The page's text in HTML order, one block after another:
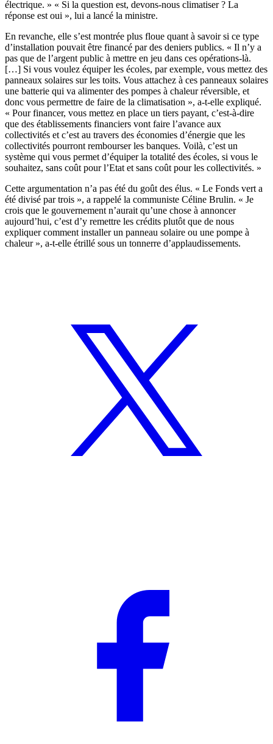
électrique. » « Si la question est, devons-nous climatiser ? La
réponse est oui », lui a lancé la ministre.
En revanche, elle s’est montrée plus floue quant à savoir si ce type
d’installation pouvait être financé par des deniers publics. « Il n’y a
pas que de l’argent public à mettre en jeu dans ces opérations-là.
[…] Si vous voulez équiper les écoles, par exemple, vous mettez des
panneaux solaires sur les toits. Vous attachez à ces panneaux solaires
une batterie qui va alimenter des pompes à chaleur réversible, et
donc vous permettre de faire de la climatisation », a-t-elle expliqué.
« Pour financer, vous mettez en place un tiers payant, c’est-à-dire
que des établissements financiers vont faire l’avance aux
collectivités et c’est au travers des économies d’énergie que les
collectivités pourront rembourser les banques. Voilà, c’est un
système qui vous permet d’équiper la totalité des écoles, si vous le
souhaitez, sans coût pour l’Etat et sans coût pour les collectivités. »
Cette argumentation n’a pas été du goût des élus. « Le Fonds vert a
été divisé par trois », a rappelé la communiste Céline Brulin. « Je
crois que le gouvernement n’aurait qu’une chose à annoncer
aujourd’hui, c’est d’y remettre les crédits plutôt que de nous
expliquer comment installer un panneau solaire ou une pompe à
chaleur », a-t-elle étrillé sous un tonnerre d’applaudissements.